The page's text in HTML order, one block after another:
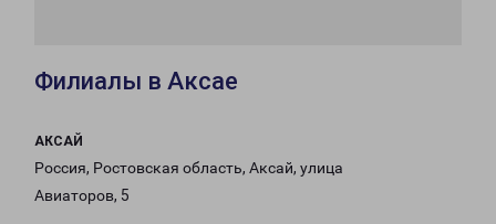
Филиалы в Аксае
АКСАЙ
Россия, Ростовская область, Аксай, улица
Авиаторов, 5